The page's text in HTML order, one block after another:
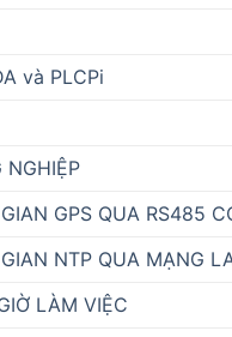
và PLCPi
NGHIỆP
GPS QUA RS485
NTP QUA MẠNG
LÀM VIỆC